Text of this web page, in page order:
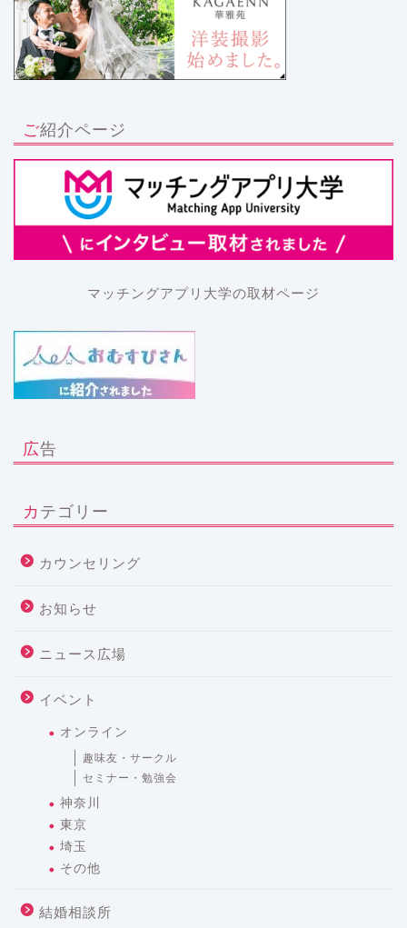
ご紹介ページ
マッチングアプリ大学の取材ページ
広告
カテゴリー
カウンセリング
お知らせ
ニュース広場
イベント
オンライン
趣味友・サークル
セミナー・勉強会
神奈川
東京
埼玉
その他
結婚相談所